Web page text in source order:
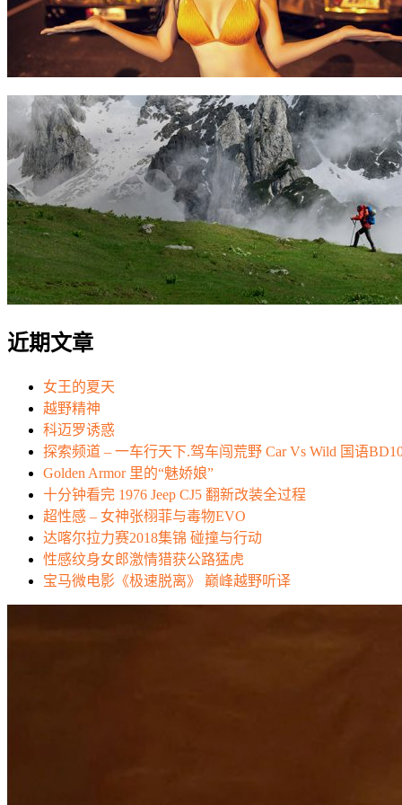
近期文章
女王的夏天
越野精神
科迈罗诱惑
探索频道 – 一车行天下.驾车闯荒野 Car Vs Wild 国语
Golden Armor 里的“魅娇娘”
十分钟看完 1976 Jeep CJ5 翻新改装全过程
超性感 – 女神张栩菲与毒物EVO
达喀尔拉力赛2018集锦 碰撞与行动
性感纹身女郎激情猎获公路猛虎
宝马微电影《极速脱离》 巅峰越野听译